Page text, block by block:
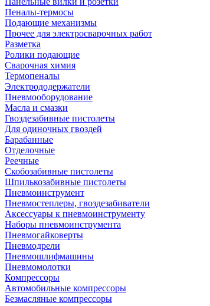
Пеналы-термосы
Подающие механизмы
Прочее для электросварочных работ
Разметка
Ролики подающие
Сварочная химия
Термопеналы
Электрододержатели
Пневмооборудование
Масла и смазки
Гвоздезабивные пистолеты
Для одиночных гвоздей
Барабанные
Отделочные
Реечные
Скобозабивные пистолеты
Шпилькозабивные пистолеты
Пневмоинструмент
Пневмостеплеры, гвоздезабиватели
Аксессуары к пневмоинструменту
Наборы пневмоинструмента
Пневмогайковерты
Пневмодрели
Пневмошлифмашины
Пневмомолотки
Компрессоры
Автомобильные компрессоры
Безмасляные компрессоры